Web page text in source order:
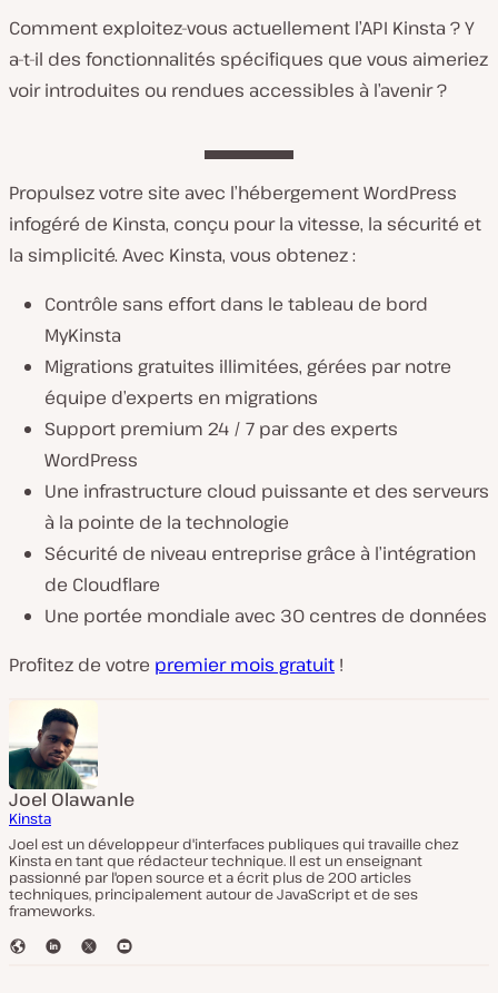
Comment exploitez-vous actuellement l’API Kinsta ? Y
a-t-il des fonctionnalités spécifiques que vous aimeriez
voir introduites ou rendues accessibles à l’avenir ?
Propulsez votre site avec l’hébergement WordPress
infogéré de Kinsta, conçu pour la vitesse, la sécurité et
la simplicité. Avec Kinsta, vous obtenez :
Contrôle sans effort dans le tableau de bord
MyKinsta
Migrations gratuites illimitées, gérées par notre
équipe d’experts en migrations
Support premium 24 / 7 par des experts
WordPress
Une infrastructure cloud puissante et des serveurs
à la pointe de la technologie
Sécurité de niveau entreprise grâce à l’intégration
de Cloudflare
Une portée mondiale avec 30 centres de données
Profitez de votre premier mois gratuit !
Joel Olawanle
Kinsta
Joel est un développeur d'interfaces publiques qui travaille chez
Kinsta en tant que rédacteur technique. Il est un enseignant
passionné par l'open source et a écrit plus de 200 articles
techniques, principalement autour de JavaScript et de ses
frameworks.
S
L
T
Y